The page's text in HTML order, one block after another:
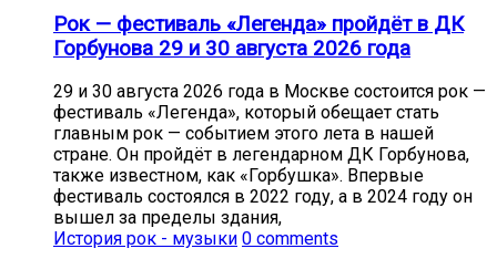
Рок — фестиваль «Легенда» пройдёт в ДК
Горбунова 29 и 30 августа 2026 года
29 и 30 августа 2026 года в Москве состоится рок —
фестиваль «Легенда», который обещает стать
главным рок — событием этого лета в нашей
стране. Он пройдёт в легендарном ДК Горбунова,
также известном, как «Горбушка». Впервые
фестиваль состоялся в 2022 году, а в 2024 году он
вышел за пределы здания,
История рок - музыки 0 comments